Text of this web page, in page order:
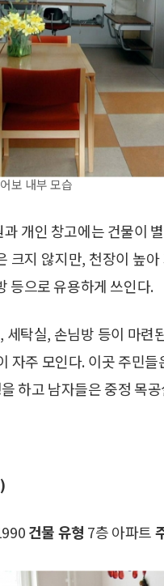
보 내부 모습
개인 창고에는 건물이
크지 않지만, 천장이 높
등으로 유용하게 쓰인다.
탁실, 손님방 등이 마
자주 모인다. 이곳 주민
하고 남자들은 중정 목
건물 유형 7층 아파트